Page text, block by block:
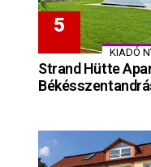
KIADÓ
Strand Hütte